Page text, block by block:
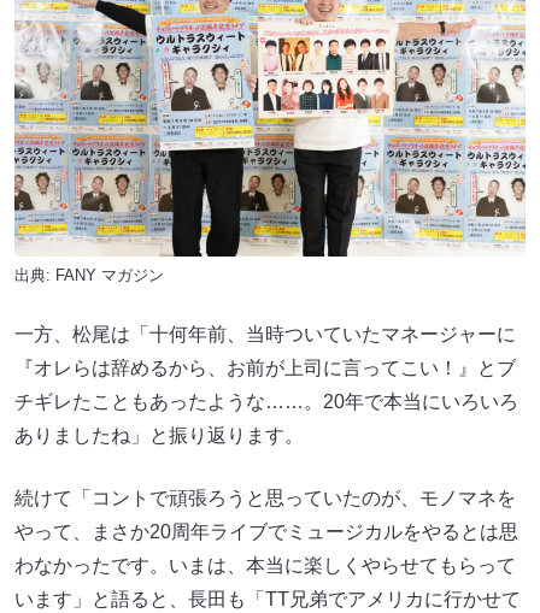
出典: FANY マガジン
一方、松尾は「十何年前、当時ついていたマネージャーに
『オレらは辞めるから、お前が上司に言ってこい！』とブ
チギレたこともあったような……。20年で本当にいろいろ
ありましたね」と振り返ります。
続けて「コントで頑張ろうと思っていたのが、モノマネを
やって、まさか20周年ライブでミュージカルをやるとは思
わなかったです。いまは、本当に楽しくやらせてもらって
います」と語ると、長田も「TT兄弟でアメリカに行かせて